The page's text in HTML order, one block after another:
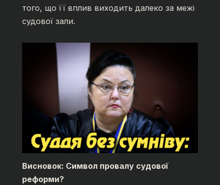
того, що її вплив виходить далеко за межі
судової зали.
Висновок: Символ провалу судової
реформи?